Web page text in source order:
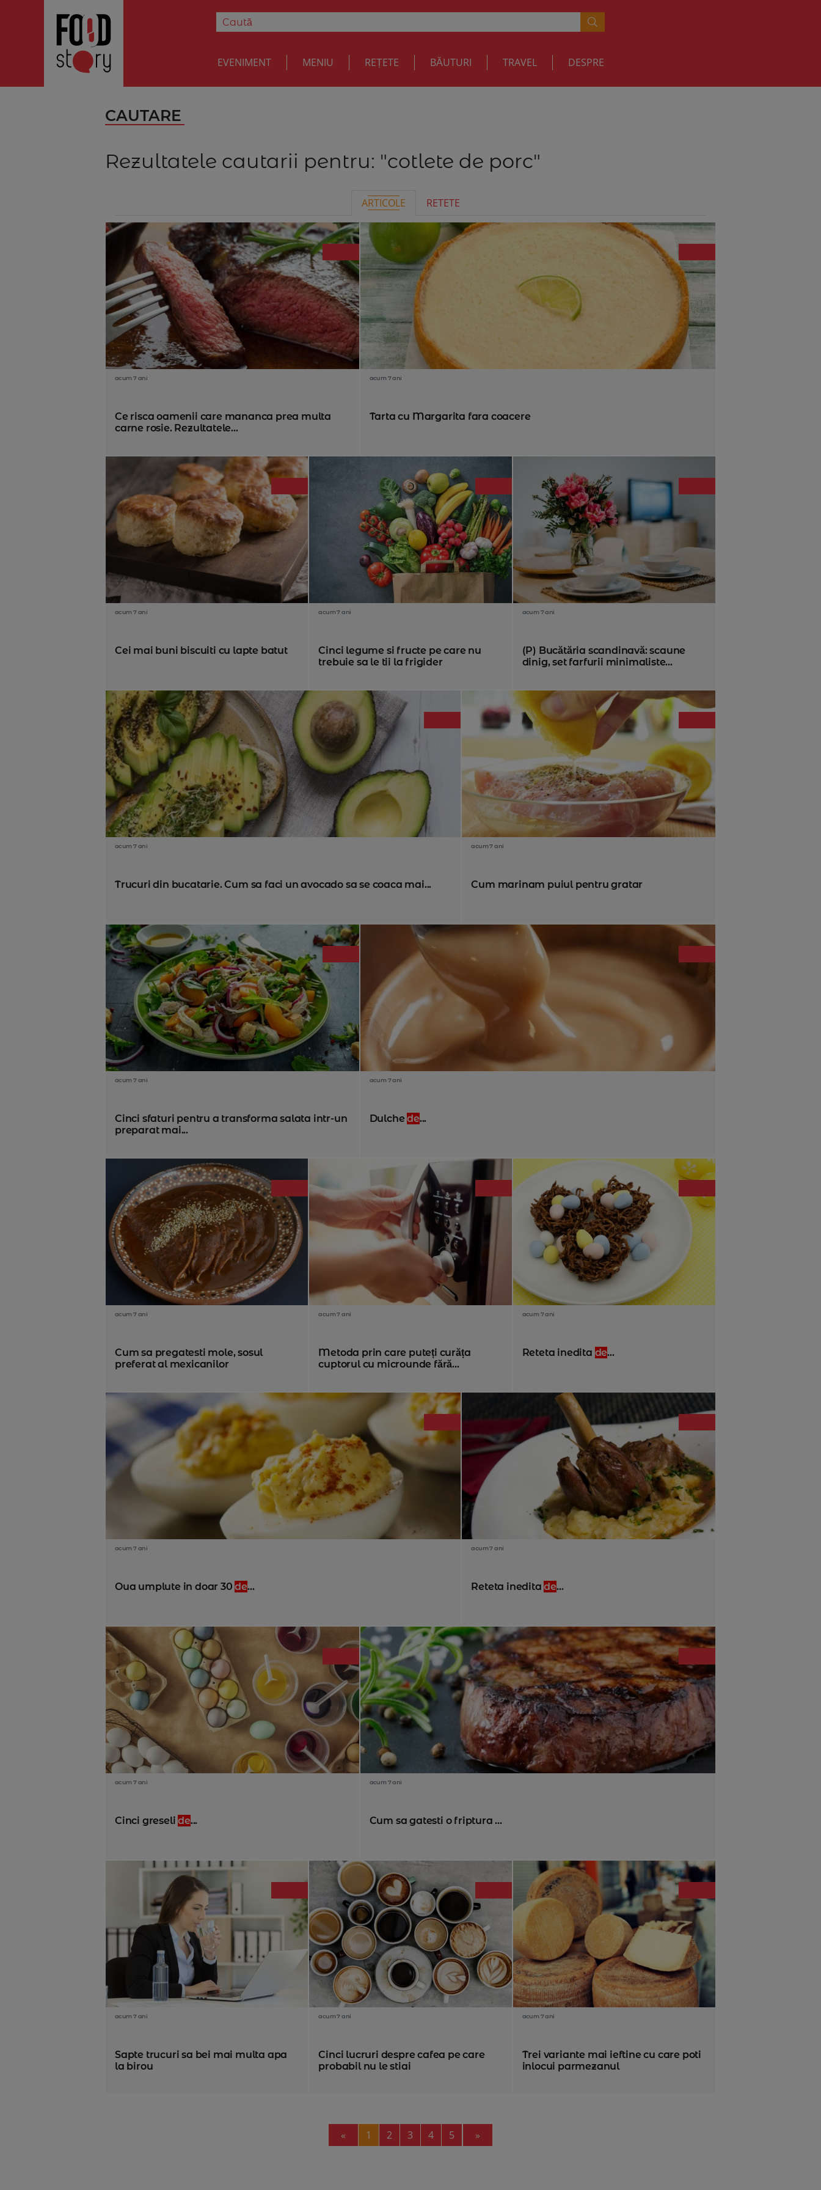
EVENIMENT MENIU REȚETE BĂUTURI TRAVEL DESPRE
CAUTARE
Rezultatele cautarii pentru: "cotlete de porc"
ARTICOLE RETETE
acum 7 ani
Ce risca oamenii care mananca prea multa
carne rosie. Rezultatele...
acum 7 ani
Tarta cu Margarita fara coacere
acum 7 ani
Cei mai buni biscuiti cu lapte batut
acum 7 ani
Cinci legume si fructe pe care nu
trebuie sa le tii la frigider
acum 7 ani
(P) Bucătăria scandinavă: scaune
dinig, set farfurii minimaliste...
acum 7 ani
Trucuri din bucatarie. Cum sa faci un avocado sa se coaca mai...
acum 7 ani
Cum marinam puiul pentru gratar
acum 7 ani
Cinci sfaturi pentru a transforma salata intr-un
preparat mai...
acum 7 ani
Dulchede...
acum 7 ani
Cum sa pregatesti mole, sosul
preferat al mexicanilor
acum 7 ani
Metoda prin care puteți curăța
cuptorul cu microunde fără...
acum 7 ani
Reteta inedita de...
acum 7 ani
Oua umplute in doar 30de...
acum 7 ani
Reteta ineditade...
acum 7 ani
Cinci greselide...
acum 7 ani
Cum sa gatesti o friptura ...
acum 7 ani
Sapte trucuri sa bei mai multa apa
la birou
acum 7 ani
Cinci lucruri despre cafea pe care
probabil nu le stiai
acum 7 ani
Trei variante mai ieftine cu care poti
inlocui parmezanul
« Previous
1 2 3 4 5 »